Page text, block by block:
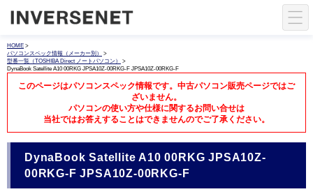
HOME >
パソコンスペック情報（メーカー別）
>
型番一覧（TOSHIBA Direct ノートパソコン）
>
DynaBook Satellite A10 00RKG JPSA10Z-00RKG-F JPSA10Z-00RKG-F
このページはパソコンスペック情報です。中古パソコン販売ページではご
ざいません。
パソコンの使い方や仕様に関するお問い合せは
当社ではお答えすることはできませんのでご了承ください。
DynaBook Satellite A10 00RKG JPSA10Z-
00RKG-F JPSA10Z-00RKG-F